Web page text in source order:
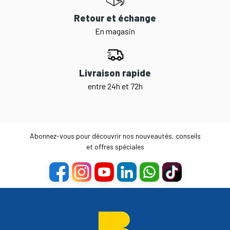
Retour et échange
En magasin
Livraison rapide
entre 24h et 72h
Abonnez-vous pour découvrir nos nouveautés, conseils
et offres spéciales